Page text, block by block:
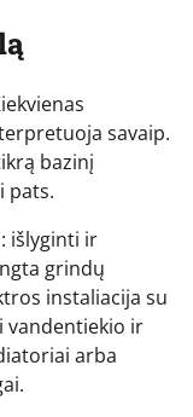
savaip.
bazinį
pats.
išlyginti ir
grindų
instaliacija su
vandentiekio ir
arba